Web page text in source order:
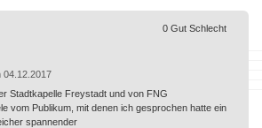
04.12.2017
Stadtkapelle Freystadt und von FNG
vom Publikum, mit denen ich gesprochen hatte ein
spannender
0 Gut Schlecht